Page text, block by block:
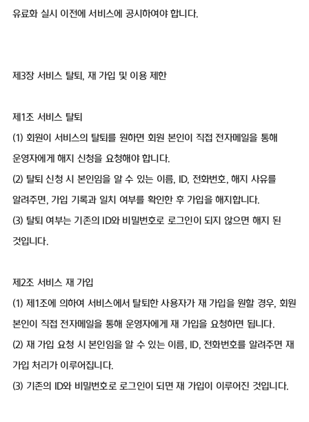
유료화 실시 이전에 서비스에 공시하여야 합니다.
제3장 서비스 탈퇴, 재 가입 및 이용 제한
제1조 서비스 탈퇴
(1) 회원이 서비스의 탈퇴를 원하면 회원 본인이 직접 전자메일을 통해
운영자에게 해지 신청을 요청해야 합니다.
(2) 탈퇴 신청 시 본인임을 알 수 있는 이름, ID, 전화번호, 해지 사유를
알려주면, 가입 기록과 일치 여부를 확인한 후 가입을 해지합니다.
(3) 탈퇴 여부는 기존의 ID와 비밀번호로 로그인이 되지 않으면 해지 된
것입니다.
제2조 서비스 재 가입
(1) 제1조에 의하여 서비스에서 탈퇴한 사용자가 재 가입을 원할 경우, 회원
본인이 직접 전자메일을 통해 운영자에게 재 가입을 요청하면 됩니다.
(2) 재 가입 요청 시 본인임을 알 수 있는 이름, ID, 전화번호를 알려주면 재
가입 처리가 이루어집니다.
(3) 기존의 ID와 비밀번호로 로그인이 되면 재 가입이 이루어진 것입니다.